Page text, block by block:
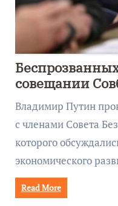
совещании
руководством
Владимир Путин
с членами Совета
которого
экономического
Read More